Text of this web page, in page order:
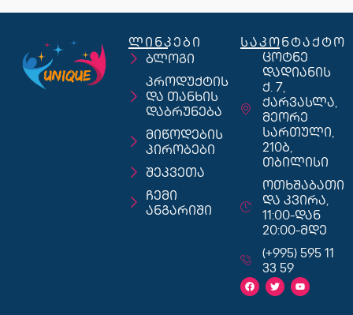
ლინკები
ბლოგი
პროდუქტის
და თანხის
დაბრუნება
მიწოდების
პირობები
შეკვეთა
ჩემი
ანგარიში
საკონტაქტო
ცოტნე
დადიანის
ქ. 7,
ქარვასლა,
მეორე
სართული,
210ბ,
თბილისი
ოთხშაბათი
და კვირა,
11:00-დან
20:00-მდე
(+995) 595 11
33 59